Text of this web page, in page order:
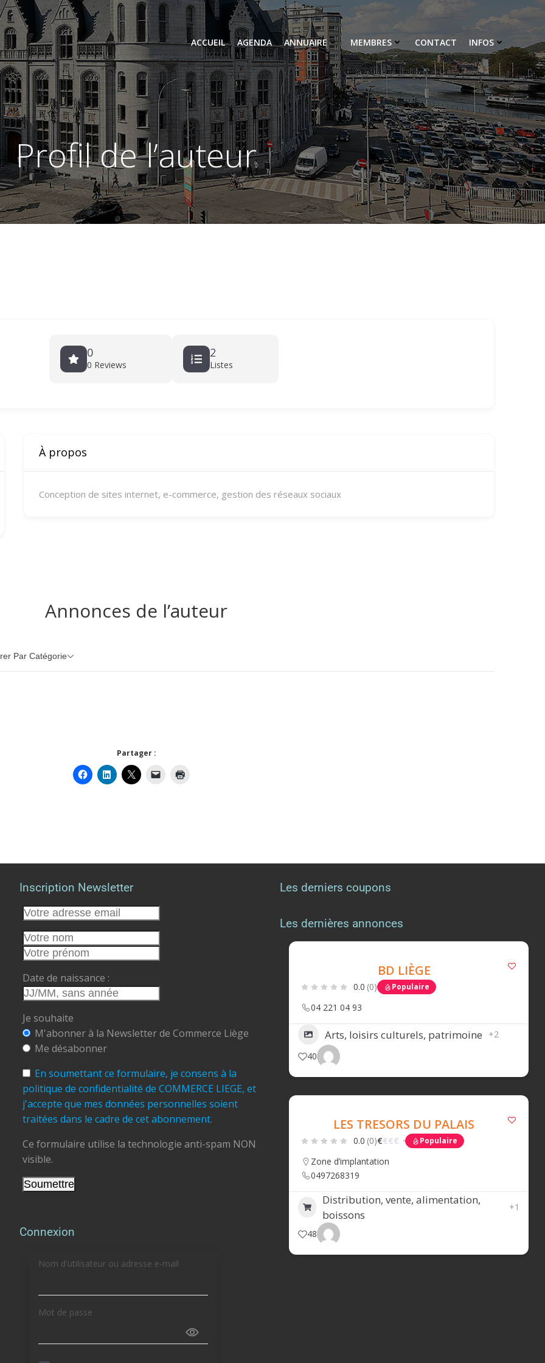
ACCUEIL AGENDA ANNUAIRE MEMBRES CONTACT INFOS
profil de l’auteur
0
0 Reviews
2
Listes
À propos
Conception de sites internet, e-commerce, gestion des réseaux sociaux
Annonces de l’auteur
Par Catégorie
Partager :
Inscription Newsletter
Date de naissance :
Je souhaite
M'abonner à la Newsletter de Commerce Liège
Me désabonner
En soumettant ce formulaire, je consens à la
politique de confidentialité de COMMERCE LIEGE, et
j'accepte que mes données personnelles soient
traitées dans le cadre de cet abonnement.
Ce formulaire utilise la technologie anti-spam NON
visible.
Connexion
Nom d'utilisateur ou adresse e-mail
Mot de passe
Les derniers coupons
Les dernières annonces
BD LIÈGE
0.0 (0) Populaire
04 221 04 93
Arts, loisirs culturels, patrimoine
+2
40
LES TRESORS DU PALAIS
0.0 (0)€€€€ Populaire
Zone d’implantation
0497268319
Distribution, vente, alimentation,
boissons
+1
48